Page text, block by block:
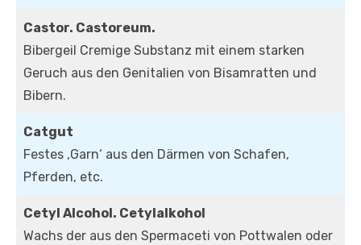
Castor. Castoreum.
Bibergeil Cremige Substanz mit einem starken
Geruch aus den Genitalien von Bisamratten und
Bibern.
Catgut
Festes ‚Garn‘ aus den Därmen von Schafen,
Pferden, etc.
Cetyl Alcohol. Cetylalkohol
Wachs der aus den Spermaceti von Pottwalen oder